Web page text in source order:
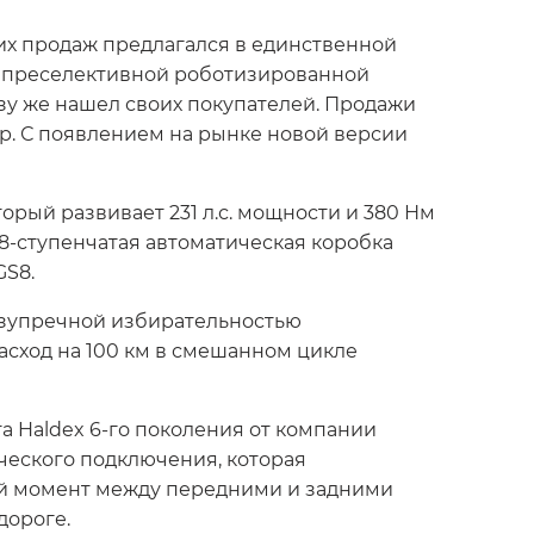
продаж предлагался в единственной
роботизированной
же нашел своих покупателей. Продажи
С появлением на рынке новой версии
развивает 231 л.с. мощности и 380 Нм
автоматическая коробка
избирательностью
на 100 км в смешанном цикле
Haldex 6-го поколения от компании
подключения, которая
момент между передними и задними